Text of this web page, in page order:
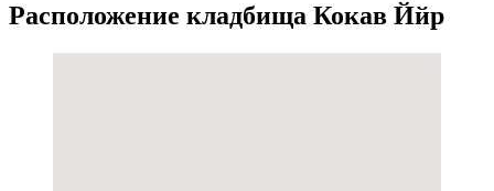
Расположение кладбища Кокав Ййр